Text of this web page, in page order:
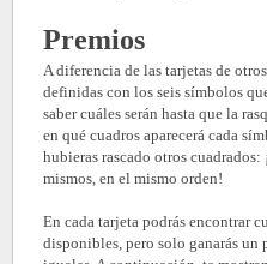
Premios
A diferencia de las tarjetas de
definidas con los seis símbolos
saber cuáles serán hasta que la
en qué cuadros aparecerá cada
hubieras rascado otros
mismos, en el mismo orden!
En cada tarjeta podrás encontrar
disponibles, pero solo ganarás un